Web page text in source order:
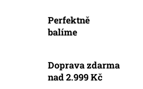
Perfektně
balíme
Doprava zdarma
nad 2.999 Kč